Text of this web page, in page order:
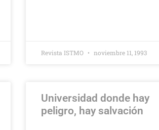
Revista ISTMO noviembre 11, 1993
Universidad donde hay
peligro, hay salvación